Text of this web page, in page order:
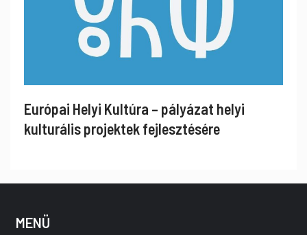
Európai Helyi Kultúra – pályázat helyi
kulturális projektek fejlesztésére
MENÜ